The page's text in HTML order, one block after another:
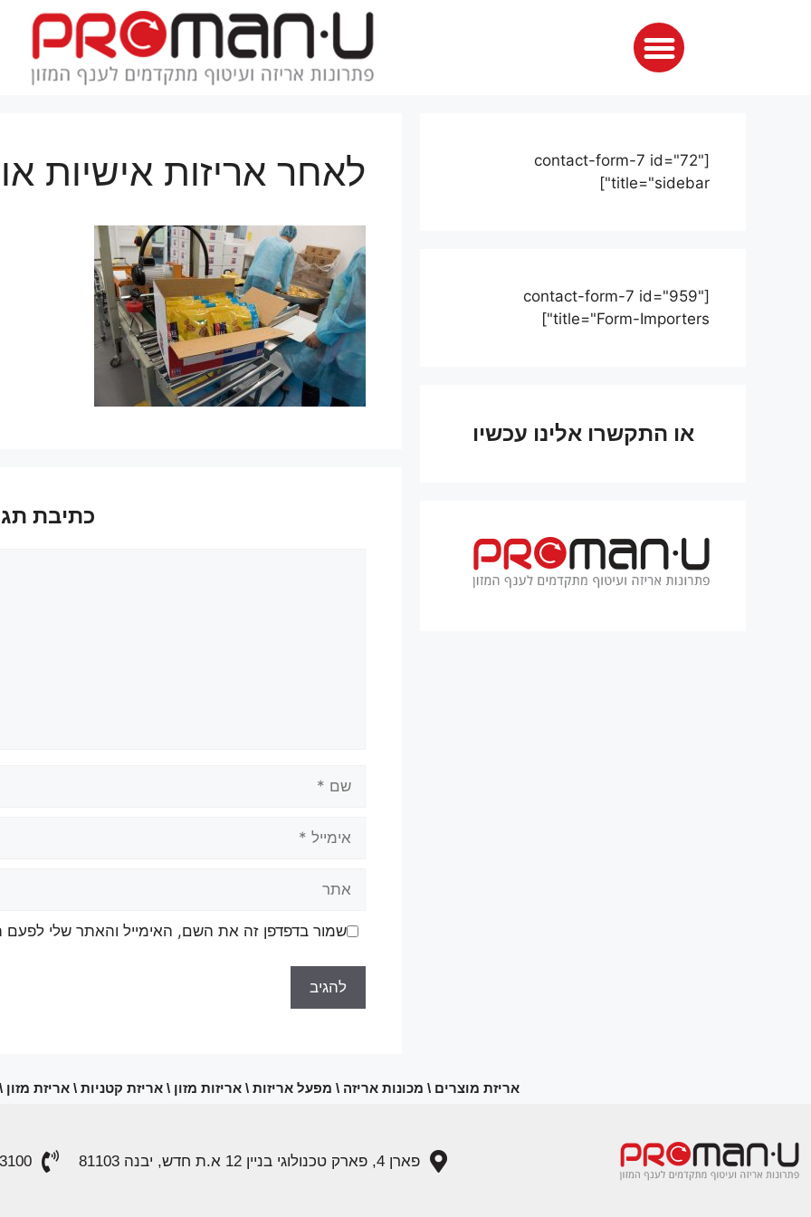
לאחר אריזות אישיות
כתיבת
שמור בדפדפן זה את השם, האימייל והאתר שלי
[contact-form-7 id="72"
title="sidebar"]
[contact-form-7 id="959"
title="Form-Importers"]
או התקשרו אלינו עכשיו
אריזת מוצרים \ מכונות אריזה \ מפעל אריזות \ אריזות מזון \ אריזת קטניות \ אריזת
פארן 4, פארק טכנולוגי בניין 12 א.ת חדש, יבנה 81103